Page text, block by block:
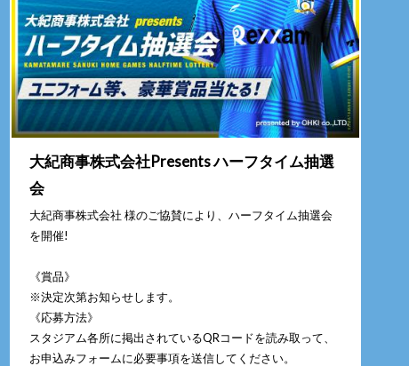
大紀商事株式会社Presents ハーフタイム抽選
会
大紀商事株式会社 様のご協賛により、ハーフタイム抽選会
を開催!
《賞品》
※決定次第お知らせします。
《応募方法》
スタジアム各所に掲出されているQRコードを読み取って、
お申込みフォームに必要事項を送信してください。